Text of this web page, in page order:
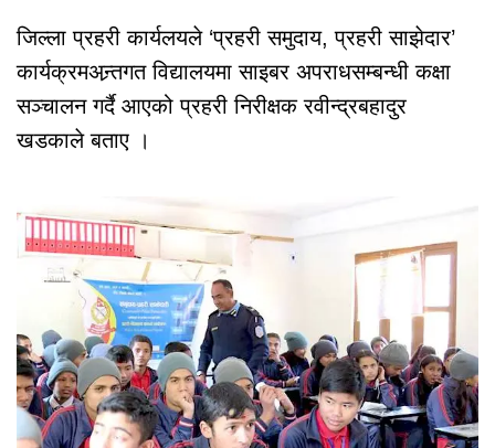
जिल्ला प्रहरी कार्यलयले ‘प्रहरी समुदाय, प्रहरी साझेदार’
कार्यक्रमअन्र्तगत विद्यालयमा साइबर अपराधसम्बन्धी कक्षा
सञ्चालन गर्दै आएको प्रहरी निरीक्षक रवीन्द्रबहादुर
खडकाले बताए ।